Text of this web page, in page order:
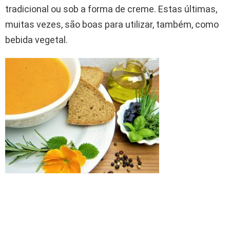
tradicional ou sob a forma de creme. Estas últimas,
muitas vezes, são boas para utilizar, também, como
bebida vegetal.